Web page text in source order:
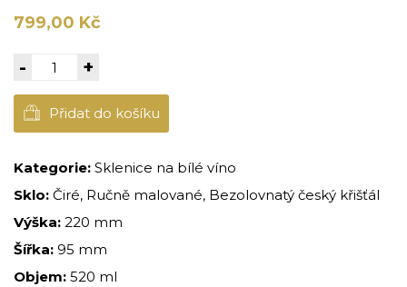
799,00 Kč
- +
Přidat do košíku
Kategorie: Sklenice na bílé víno
Sklo: Čiré, Ručně malované, Bezolovnatý český křišťál
Výška: 220 mm
Šířka: 95 mm
Objem: 520 ml